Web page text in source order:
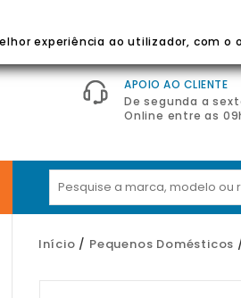
APOIO AO CLIENTE
De segunda a
Online entre as
Início Pequenos Domésticos
experiência ao utilizador, com